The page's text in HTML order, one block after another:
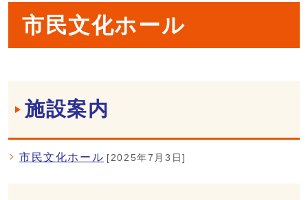
市民文化ホール
メインメニュー
施設案内
市民文化ホール [2025年7月3日]